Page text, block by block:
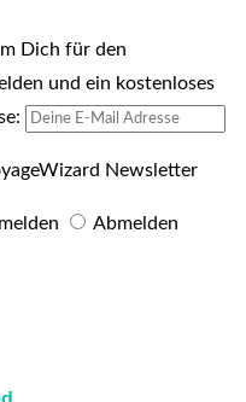
Dich für den
und ein kostenloses
Newsletter
Abmelden